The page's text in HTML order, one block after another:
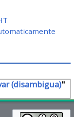
(disambigua)"